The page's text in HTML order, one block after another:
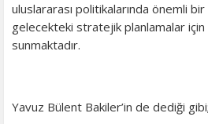
uluslararası politikalarında önemli
gelecekteki stratejik planlamalar
sunmaktadır.
Yavuz Bülent Bakiler’in de dediği gibi;